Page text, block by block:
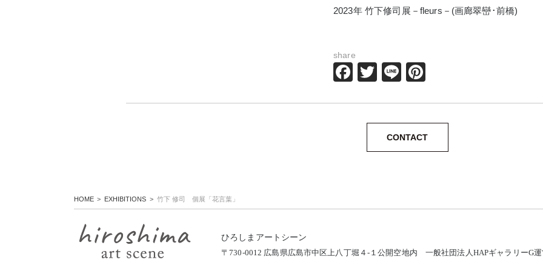
2023年 竹下修司展－fleurs－(画廊翠巒･前橋)
share
Facebook
Twitter
Line
CONTACT
HOME EXHIBITIONS 竹下 修司 個展「花言葉」
ひろしまアートシーン
〒730-0012 広島県広島市中区上八丁堀４-１公開空地内 一般社団法人HAPギャラリーG